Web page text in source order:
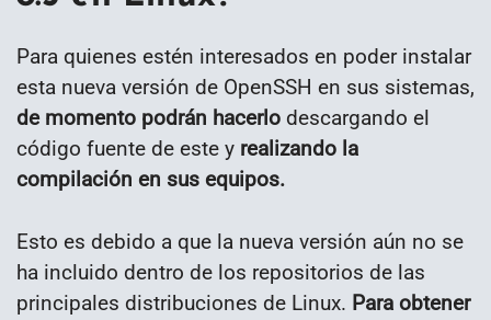
Para quienes estén interesados en poder instalar
esta nueva versión de OpenSSH en sus sistemas,
de momento podrán hacerlo descargando el
código fuente de este y realizando la
compilación en sus equipos.
Esto es debido a que la nueva versión aún no se
ha incluido dentro de los repositorios de las
principales distribuciones de Linux. Para obtener